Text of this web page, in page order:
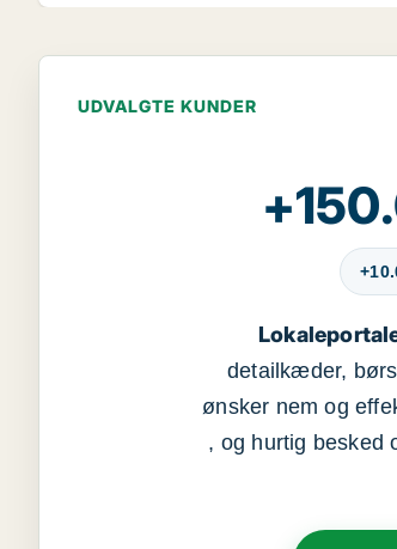
UDVALGTE KUNDER
detailkæder,
ønsker nem og
, og hurtig besked